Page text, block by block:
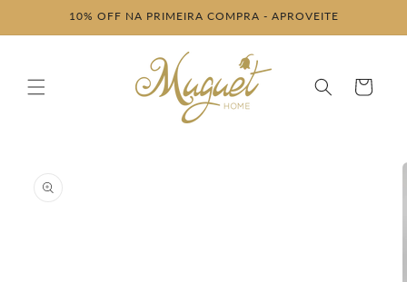
conteúdo
10% OFF NA PRIMEIRA COMPRA - APROVEITE
Carrinho
informações